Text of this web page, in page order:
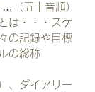
（五十音順）
は・・・スケ
の記録や目標
の総称
、ダイアリー